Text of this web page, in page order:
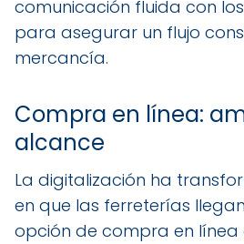
comunicación fluida con
para asegurar un flujo
mercancía.
Compra en línea:
alcance
La digitalización ha
en que las ferreterías
opción de compra en